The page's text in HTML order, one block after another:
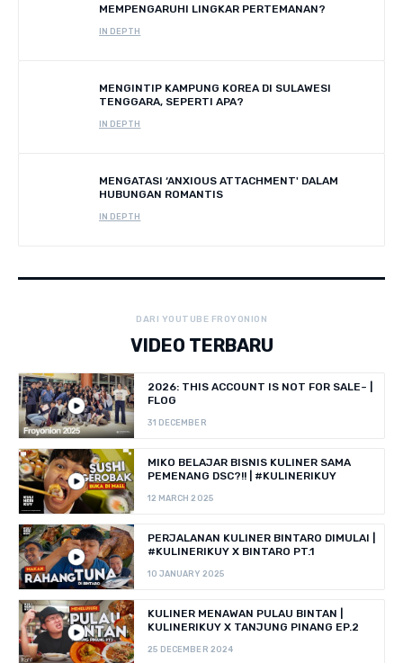
MEMPENGARUHI LINGKAR PERTEMANAN?
IN DEPTH
MENGINTIP KAMPUNG KOREA DI SULAWESI
TENGGARA, SEPERTI APA?
IN DEPTH
MENGATASI ‘ANXIOUS ATTACHMENT' DALAM
HUBUNGAN ROMANTIS
IN DEPTH
DARI YOUTUBE FROYONION
VIDEO TERBARU
2026: THIS ACCOUNT IS NOT FOR SALE~ |
FLOG
31 DECEMBER
MIKO BELAJAR BISNIS KULINER SAMA
PEMENANG DSC?!! | #KULINERIKUY
12 MARCH 2025
PERJALANAN KULINER BINTARO DIMULAI |
#KULINERIKUY X BINTARO PT.1
10 JANUARY 2025
KULINER MENAWAN PULAU BINTAN |
KULINERIKUY X TANJUNG PINANG EP.2
25 DECEMBER 2024